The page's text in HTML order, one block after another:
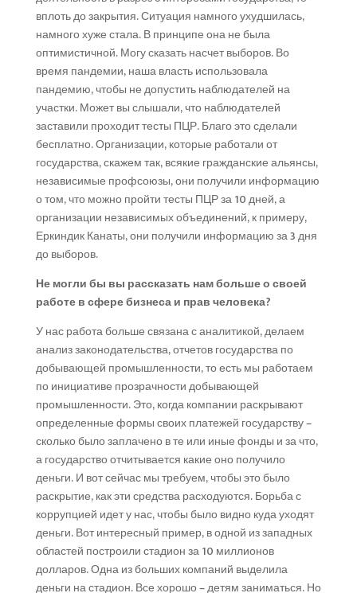
вплоть до закрытия. Ситуация намного ухудшилась,
намного хуже стала. В принципе она не была
оптимистичной. Могу сказать насчет выборов. Во
время пандемии, наша власть использовала
пандемию, чтобы не допустить наблюдателей на
участки. Может вы слышали, что наблюдателей
заставили проходит тесты ПЦР. Благо это сделали
бесплатно. Организации, которые работали от
государства, скажем так, всякие гражданские альянсы,
независимые профсоюзы, они получили информацию
о том, что можно пройти тесты ПЦР за 10 дней, а
организации независимых объединений, к примеру,
Еркиндик Канаты, они получили информацию за 3 дня
до выборов.
Не могли бы вы рассказать нам больше о своей
работе в сфере бизнеса и прав человека?
У нас работа больше связана с аналитикой, делаем
анализ законодательства, отчетов государства по
добывающей промышленности, то есть мы работаем
по инициативе прозрачности добывающей
промышленности. Это, когда компании раскрывают
определенные формы своих платежей государству –
сколько было заплачено в те или иные фонды и за что,
а государство отчитывается какие оно получило
деньги. И вот сейчас мы требуем, чтобы это было
раскрытие, как эти средства расходуются. Борьба с
коррупцией идет у нас, чтобы было видно куда уходят
деньги. Вот интересный пример, в одной из западных
областей построили стадион за 10 миллионов
долларов. Одна из больших компаний выделила
деньги на стадион. Все хорошо – детям заниматься. Но